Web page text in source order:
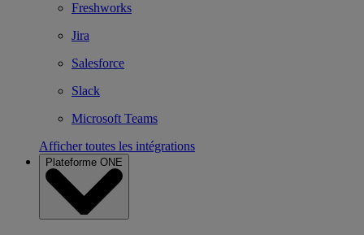
Freshworks
Jira
Salesforce
Slack
Microsoft Teams
Afficher toutes les intégrations
Plateforme ONE